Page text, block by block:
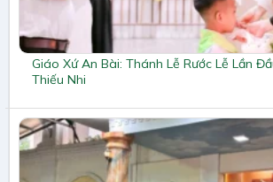
Giáo Xứ An Bài: Thánh Lễ Rước Lễ Lần
Thiếu Nhi